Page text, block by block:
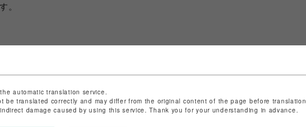
。
automatic translation service.
translated correctly and may differ from the original content of the page before translation.
damage caused by using this service. Thank you for your understanding in advance.